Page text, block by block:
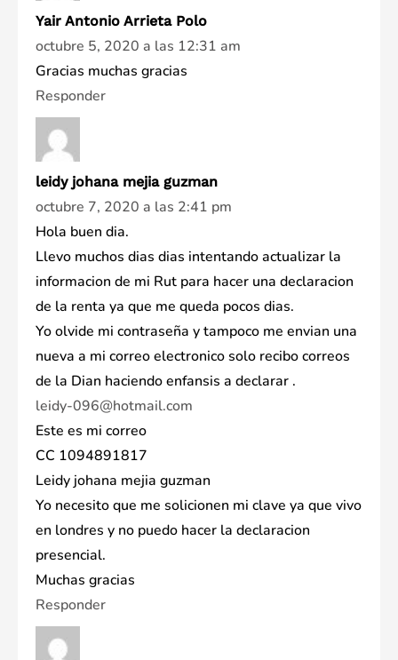
Yair Antonio Arrieta Polo
octubre 5, 2020 a las 12:31 am
Gracias muchas gracias
Responder
leidy johana mejia guzman
octubre 7, 2020 a las 2:41 pm
Hola buen dia.
Llevo muchos dias dias intentando actualizar la
informacion de mi Rut para hacer una declaracion
de la renta ya que me queda pocos dias.
Yo olvide mi contraseña y tampoco me envian una
nueva a mi correo electronico solo recibo correos
de la Dian haciendo enfansis a declarar .
leidy-096@hotmail.com
Este es mi correo
CC 1094891817
Leidy johana mejia guzman
Yo necesito que me solicionen mi clave ya que vivo
en londres y no puedo hacer la declaracion
presencial.
Muchas gracias
Responder